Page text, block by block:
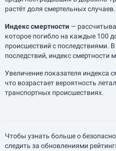
растёт доля смертельных случаев.
Индекс смертности —
которое погибло на каждые 100
происшествий с последствиями.
последствий, индекс смертности
Увеличение показателя индекса
что возрастает вероятность
транспортных происшествиях.
Чтобы узнать больше о
следить за обновлениями